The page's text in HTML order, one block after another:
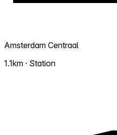
Amsterdam Centraal
1.1km · Station